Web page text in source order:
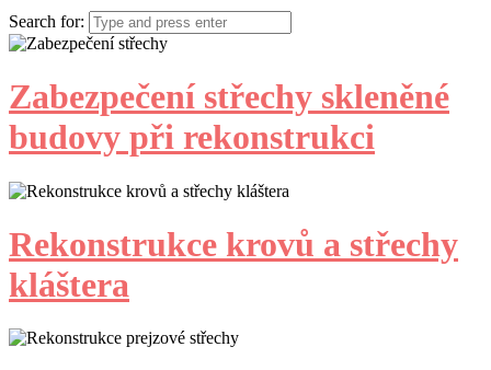
Search for:
Zabezpečení střechy skleněné
budovy při rekonstrukci
Rekonstrukce krovů a střechy
kláštera